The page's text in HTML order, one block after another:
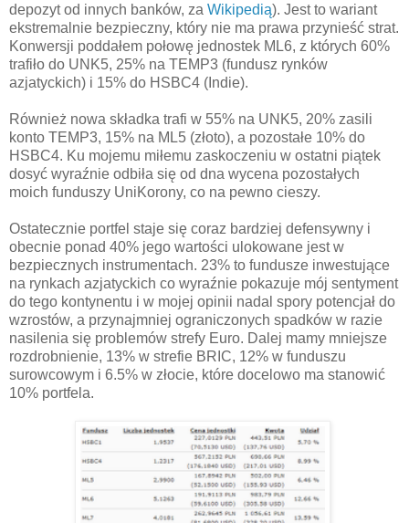
depozyt od innych banków, za Wikipedią). Jest to wariant
ekstremalnie bezpieczny, który nie ma prawa przynieść strat.
Konwersji poddałem połowę jednostek ML6, z których 60%
trafiło do UNK5, 25% na TEMP3 (fundusz rynków
azjatyckich) i 15% do HSBC4 (Indie).
Również nowa składka trafi w 55% na UNK5, 20% zasili
konto TEMP3, 15% na ML5 (złoto), a pozostałe 10% do
HSBC4. Ku mojemu miłemu zaskoczeniu w ostatni piątek
dosyć wyraźnie odbiła się od dna wycena pozostałych
moich funduszy UniKorony, co na pewno cieszy.
Ostatecznie portfel staje się coraz bardziej defensywny i
obecnie ponad 40% jego wartości ulokowane jest w
bezpiecznych instrumentach. 23% to fundusze inwestujące
na rynkach azjatyckich co wyraźnie pokazuje mój sentyment
do tego kontynentu i w mojej opinii nadal spory potencjał do
wzrostów, a przynajmniej ograniczonych spadków w razie
nasilenia się problemów strefy Euro. Dalej mamy mniejsze
rozdrobnienie, 13% w strefie BRIC, 12% w funduszu
surowcowym i 6.5% w złocie, które docelowo ma stanowić
10% portfela.